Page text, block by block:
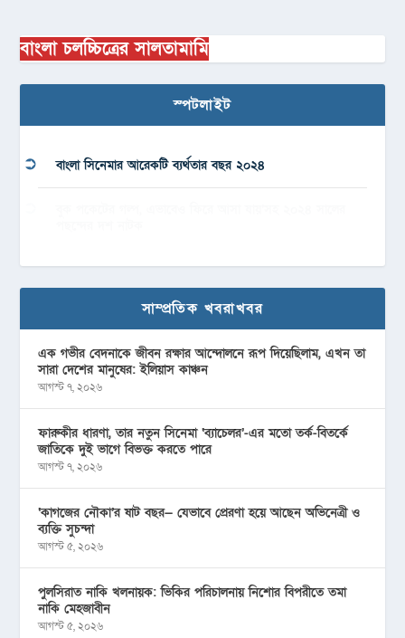
বাংলা চলচ্চিত্রের সালতামামি
স্পটলাইট
বাংলা সিনেমার আরেকটি ব্যর্থতার বছর ২০২৪
সাম্প্রতিক খবরাখবর
এক গভীর বেদনাকে জীবন রক্ষার আন্দোলনে রূপ দিয়েছিলাম, এখন তা
সারা দেশের মানুষের: ইলিয়াস কাঞ্চন
আগস্ট ৭, ২০২৬
ফারুকীর ধারণা, তার নতুন সিনেমা ‘ব্যাচেলর’-এর মতো তর্ক-বিতর্কে
জাতিকে দুই ভাগে বিভক্ত করতে পারে
আগস্ট ৭, ২০২৬
‘কাগজের নৌকা’র ষাট বছর— যেভাবে প্রেরণা হয়ে আছেন অভিনেত্রী ও
ব্যক্তি সুচন্দা
আগস্ট ৫, ২০২৬
পুলসিরাত নাকি খলনায়ক: ভিকির পরিচালনায় নিশোর বিপরীতে তমা
নাকি মেহজাবীন
আগস্ট ৫, ২০২৬